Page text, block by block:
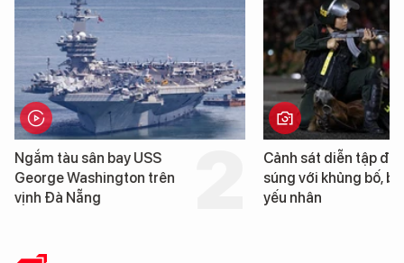
bay USS
trên
Cảnh sát diễn tập đấu
súng với khủng bố, bảo vệ